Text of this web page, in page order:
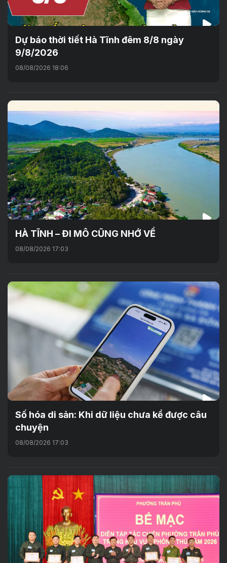
Dự báo thời tiết Hà Tĩnh đêm 8/8 ngày
9/8/2026
08/08/2026 18:06
HÀ TĨNH – ĐI MÔ CŨNG NHỚ VỀ
08/08/2026 17:03
Số hóa di sản: Khi dữ liệu chưa kể được câu
chuyện
08/08/2026 17:03